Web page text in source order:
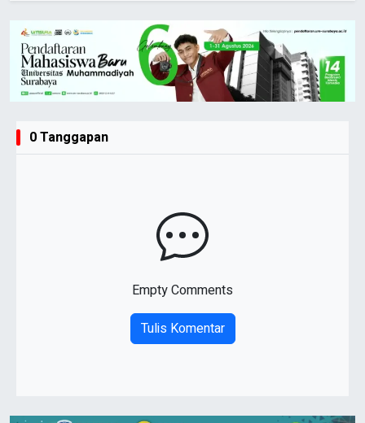
0 Tanggapan
Empty Comments
Tulis Komentar